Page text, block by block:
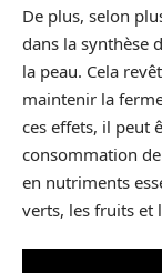
De plus, selon
dans la synthèse
la peau. Cela
maintenir la
ces effets, il peut
consommation de
en nutriments
verts, les fruits et